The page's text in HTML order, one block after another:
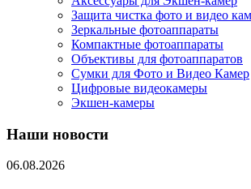
Защита чистка фото и видео
Зеркальные фотоаппараты
Компактные фотоаппараты
Объективы для фотоаппаратов
Сумки для Фото и Видео Камер
Цифровые видеокамеры
Экшен-камеры
Наши новости
06.08.2026